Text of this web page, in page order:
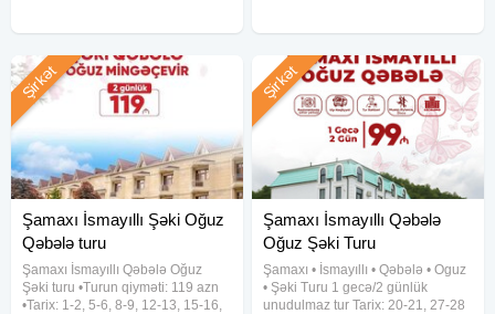
Şamaxı İsmayıllı Şəki Oğuz
Qəbələ turu
Şamaxı İsmayıllı Qəbələ Oğuz
Şəki turu •Turun qiyməti: 119 azn
•Tarix: 1-2, 5-6, 8-9, 12-13, 15-16,
Şirkət
Şamaxı İsmayıllı Qəbələ
Oğuz Şəki Turu
Şamaxı • İsmayıllı • Qəbələ • Oguz
• Şəki Turu 1 gecə/2 günlük
unudulmaz tur Tarix: 20-21, 27-28
Şirkət